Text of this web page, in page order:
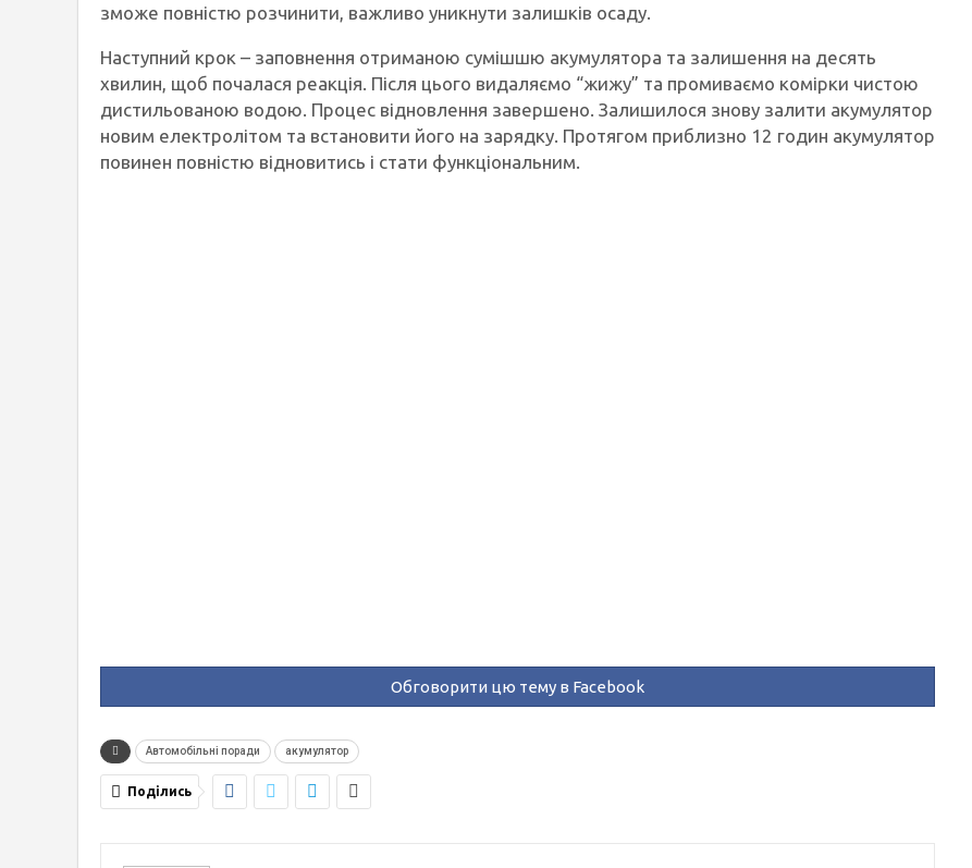
зможе повністю розчинити, важливо уникнути залишків осаду.
Наступний крок – заповнення отриманою сумішшю акумулятора та залишення на десять
хвилин, щоб почалася реакція. Після цього видаляємо “жижу” та промиваємо комірки чистою
дистильованою водою. Процес відновлення завершено. Залишилося знову залити акумулятор
новим електролітом та встановити його на зарядку. Протягом приблизно 12 годин акумулятор
повинен повністю відновитись і стати функціональним.
Обговорити цю тему в Facebook
Автомобільні поради акумулятор
Поділись